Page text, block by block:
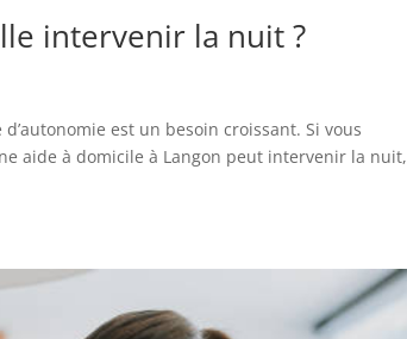
intervenir la nuit ?
est un besoin croissant. Si vous
aide à domicile à Langon peut intervenir la nuit,